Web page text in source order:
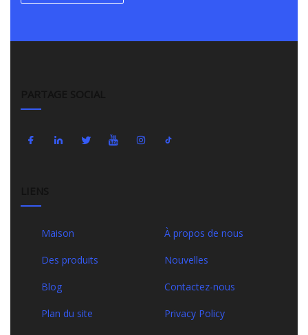
Maison À propos de nous
Des produits Nouvelles
Blog Contactez-nous
Plan du site Privacy Policy